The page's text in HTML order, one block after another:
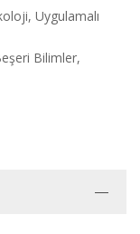
Uygulamalı
Bilimler,